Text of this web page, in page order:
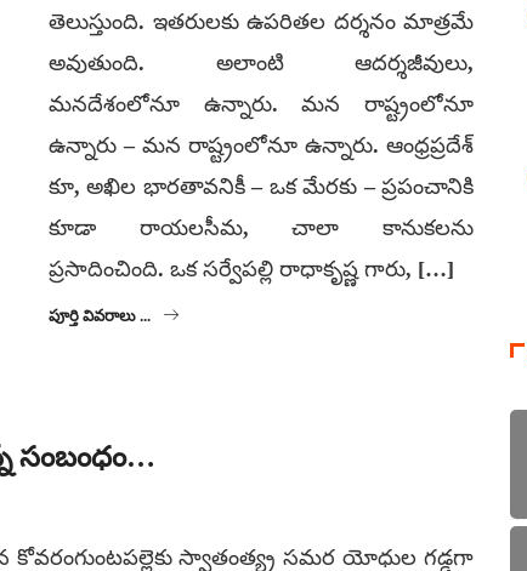
తెలుస్తుంది. ఇతరులకు ఉపరితల దర్శనం మాత్రమే
అవుతుంది. అలాంటి ఆదర్శజీవులు,
మనదేశంలోనూ ఉన్నారు. మన రాష్ట్రంలోనూ
ఉన్నారు – మన రాష్ట్రంలోనూ ఉన్నారు. ఆంధ్రప్రదేశ్
కూ, అఖిల భారతావనికీ – ఒక మేరకు – ప్రపంచానికి
కూడా రాయలసీమ, చాలా కానుకలను
ప్రసాదించింది. ఒక సర్వేపల్లి రాధాకృష్ణ గారు, […]
పూర్తి వివరాలు ...
సంబంధం…
కోవరంగుంటపల్లెకు స్వాతంత్య్ర సమర యోధుల గడ్డగా